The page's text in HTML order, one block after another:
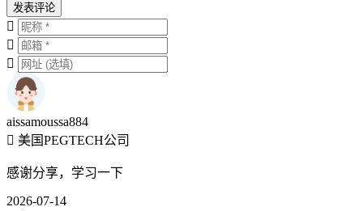
发表评论
aissamoussa884
美国PEGTECH公司
感谢分享，学习一下
2026-07-14